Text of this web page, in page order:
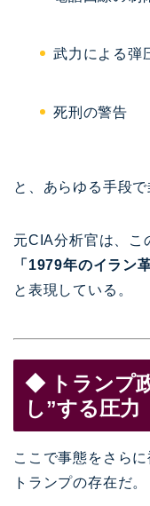
武力による弾
死刑の警告
と、あらゆる手段
元CIA分析官は、こ
「1979年のイラン
と表現している。
◆ トランプ
し”する圧力
ここで事態をさら
トランプの存在だ。